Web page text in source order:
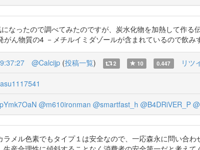
なったので調べてみたのですが、炭水化物を加熱して作
がん物質の4 －メチルイミダゾールが含まれているので飲
@Calcijp (投稿一覧) 2 10 0.447 リツ
@m610ironman @smartfast_h @B4DRiVER_P
ラメル色素でもタイプ１は安全なので、一応森永に問い合